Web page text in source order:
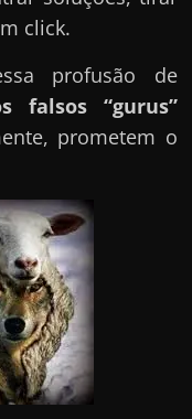
click.
profusão de
falsos “gurus”
prometem o